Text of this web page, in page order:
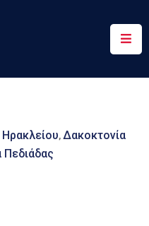
‚Δακοκτονία